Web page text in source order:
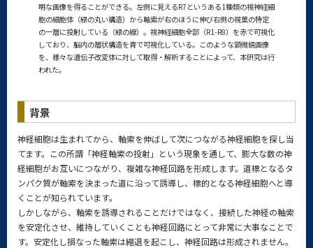
明な画像を得ることができる。左側に見えるR7というある1種類の視神経細
胞の細胞体（緑の丸い構造）から軸索が右のほうに伸び右側の視葉の特定
の一層に投射している（緑の線）。視神経細胞全部（R1-R8）を赤で可視化
しており、脳内の層状構造を青で可視化している。このような顕微鏡画像
を、様々な遺伝子改変体に対して取得・解析することによって、本研究は行
われた。
背景
神経細胞は生まれてから、軸索を伸ばして次につながる神経細胞を探し当
てます。この所謂「神経軸索の投射」という現象を通して、膨大な数の神
経細胞がお互いにつながり、複雑な神経回路を形成します。道標となるタ
ンパク質が軸索を決まった道に沿って誘導し、標的となる神経細胞へと導
くことが知られています。
しかしながら、軸索を誘導されることだけではなく、接続した神経の軸索
を安定化させ、維持していくことも神経回路にとって非常に大事なことで
す。安定化し損なった軸索は縮退を起こし、神経回路は形成されません。